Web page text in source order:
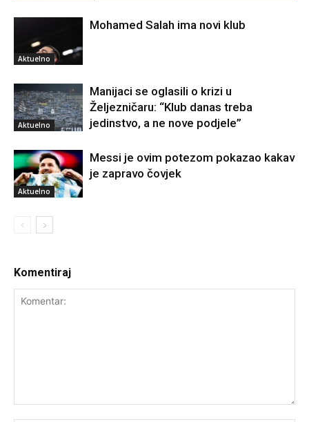
Aktuelno
Mohamed Salah ima novi klub
Aktuelno
Manijaci se oglasili o krizi u
Željezničaru: “Klub danas treba
jedinstvo, a ne nove podjele”
Aktuelno
Messi je ovim potezom pokazao kakav
je zapravo čovjek
Komentiraj